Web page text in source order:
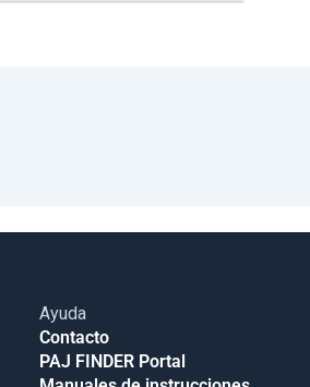
Ayuda
Contacto
PAJ FINDER Portal